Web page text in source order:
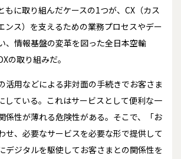
もに取り組んだケースの1つが、CX（カス
ンス）を支えるための業務プロセスやデー
、情報基盤の変革を図った全日本空輸
の取り組みだ。
活用などによる非対面の手続きでお客さま
している。これはサービスとして便利な一
係性が薄れる危険性がある。そこで、「お
せ、必要なサービスを必要な形で提供して
デジタルを駆使してお客さまとの関係性を